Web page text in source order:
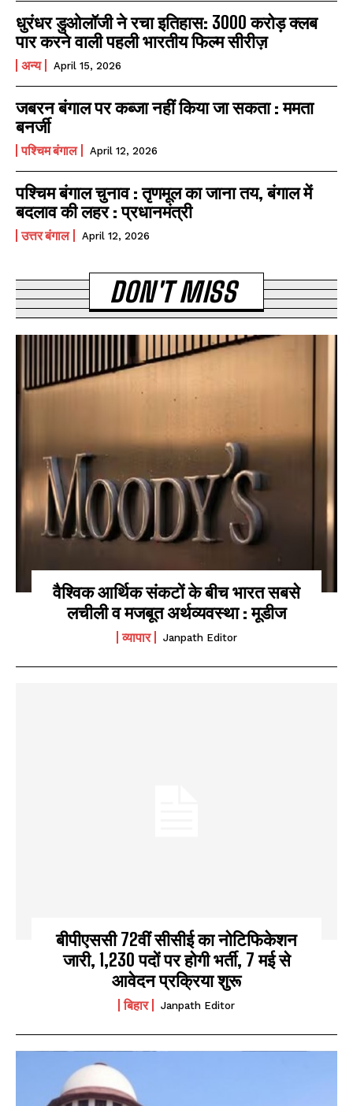
I've read and accept thePrivacy Policy.
धुरंधर डुओलॉजी ने रचा इतिहास: 3000 करोड़ क्लब
पार करने वाली पहली भारतीय फिल्म सीरीज़
अन्य April 15, 2026
जबरन बंगाल पर कब्जा नहीं किया जा सकता : ममता
बनर्जी
पश्चिम बंगाल April 12, 2026
पश्चिम बंगाल चुनाव : तृणमूल का जाना तय, बंगाल में
बदलाव की लहर : प्रधानमंत्री
उत्तर बंगाल April 12, 2026
DON'T MISS
वैश्विक आर्थिक संकटों के बीच भारत सबसे
लचीली व मजबूत अर्थव्यवस्था : मूडीज
व्यापार Janpath Editor
बीपीएससी 72वीं सीसीई का नोटिफिकेशन
जारी, 1,230 पदों पर होगी भर्ती, 7 मई से
आवेदन प्रक्रिया शुरू
बिहार Janpath Editor